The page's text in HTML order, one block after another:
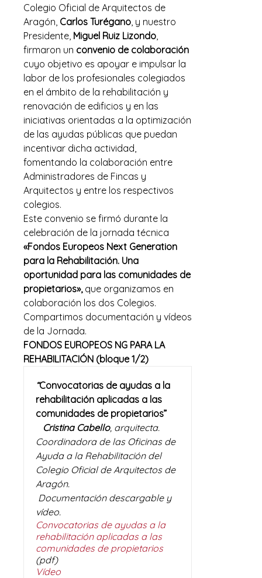
Colegio Oficial de Arquitectos de
Aragón, Carlos Turégano, y nuestro
Presidente, Miguel Ruiz Lizondo,
firmaron un convenio de colaboración
cuyo objetivo es apoyar e impulsar la
labor de los profesionales colegiados
en el ámbito de la rehabilitación y
renovación de edificios y en las
iniciativas orientadas a la optimización
de las ayudas públicas que puedan
incentivar dicha actividad,
fomentando la colaboración entre
Administradores de Fincas y
Arquitectos y entre los respectivos
colegios.
Este convenio se firmó durante la
celebración de la jornada técnica
«Fondos Europeos Next Generation
para la Rehabilitación. Una
oportunidad para las comunidades de
propietarios»,que organizamos en
colaboración los dos Colegios.
Compartimos documentación y vídeos
de la Jornada.
FONDOS EUROPEOS NG PARA LA
REHABILITACIÓN (bloque 1/2)
“Convocatorias de ayudas a la
rehabilitación aplicadas a las
comunidades de propietarios”
Cristina Cabello, arquitecta.
Coordinadora de las Oficinas de
Ayuda a la Rehabilitación del
Colegio Oficial de Arquitectos de
Aragón.
Documentación descargable y
vídeo.
Convocatorias de ayudas a la
rehabilitación aplicadas a las
comunidades de propietarios
(pdf)
Vídeo